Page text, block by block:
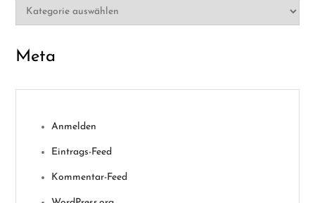
Kategorien
Meta
Anmelden
Eintrags-Feed
Kommentar-Feed